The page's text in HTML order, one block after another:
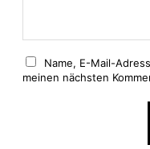
Name, E-Mail-
meinen nächsten